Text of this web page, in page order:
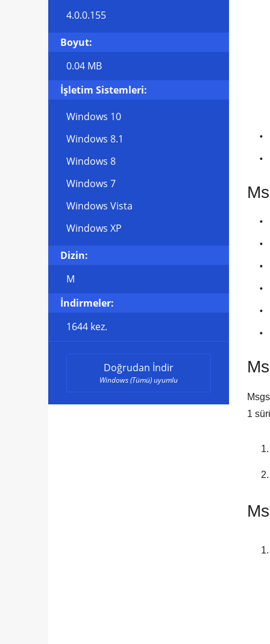
4.0.0.155
Boyut:
0.04 MB
İşletim Sistemleri:
Windows 10
Windows 8.1
Windows 8
Windows 7
Windows Vista
Windows XP
Dizin:
M
İndirmeler:
1644 kez.
Doğrudan İndir
Windows (Tümü) uyumlu
1